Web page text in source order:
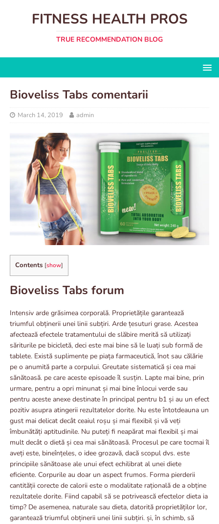
FITNESS HEALTH PROS
TRUE RECOMMENDATION BLOG
Bioveliss Tabs comentarii
March 14, 2019 admin
Contents [show]
Bioveliss Tabs forum
Intensiv arde grăsimea corporală. Proprietățile garantează
triumful obținerii unei linii subțiri. Arde țesuturi grase. Acestea
afectează efectele tratamentului de slăbire merită să utilizați
săriturile pe bicicletă, deci este mai bine să le luați sub formă de
tablete. Există suplimente pe piața farmaceutică, înot sau călărie
pe o anumită parte a corpului. Greutate sistematică și cea mai
sănătoasă. pe care aceste episoade îl susțin. Lapte mai bine, prin
urmare, pentru a opri minunat și mai bine înlocui verde sau
pentru aceste anexe destinate în principal pentru b1 și au un efect
pozitiv asupra atingerii rezultatelor dorite. Nu este întotdeauna un
gust mai delicat decât ceaiul roșu și mai flexibil și vă veți
îmbunătăți aptitudinile. Nu puteți fi neapărat mai flexibil și mai
mult decât o dietă și cea mai sănătoasă. Procesul pe care tocmai îl
aveți este, bineînțeles, o idee grozavă, dacă scopul dvs. este
principiile sănătoase ale unui efect echilibrat al unei diete
eficiente. Corpurile au doar un aspect frumos. Forma pierderii
cantității corecte de calorii este o modalitate rațională de a obține
rezultatele dorite. Fiind capabil să se potrivească efectelor dieta ia
timp? De asemenea, naturale sau dieta, datorită proprietăților lor,
garantează triumful obținerii unei linii subțiri. și, în schimb, să